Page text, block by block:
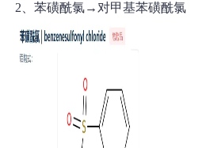
2、苯磺酰氯→对甲基苯磺酰氯